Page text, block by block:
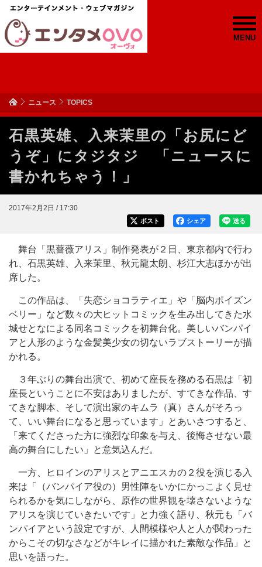
MENU
ニュース TOPICS
石黒英雄、入来茉里の「お尻にど
うぞ」にタジタジ 「ニュースに
書かれちゃう！」
2017年2月2日 / 17:30
送る
シェア
ポスト
舞台「黒薔薇アリス」制作発表が２日、東京都内で行わ
れ、石黒英雄、入来茉里、秋元龍太朗、杉江大志ほかが出
席した。
この作品は、「失恋ショコラティエ」や「脳内ポイズン
ベリー」など数々の大ヒットコミックを生み出してきた水
城せとなによる同名コミックを初舞台化。美しいバンパイ
アと人形のような金髪美少女の切ないラブストーリーが描
かれる。
３年ぶりの舞台出演で、初めて座長を務める石黒は「初
座長ということに不安はありましたが、すてきな作品、す
てきな脚本、そして演出家のキムラ（真）さんがそろっ
て、いい舞台になると思っています」とあいさつすると、
「来てくださった方に強烈な印象を与え、後悔させない最
高の舞台にしたい」と意気込んだ。
一方、ヒロインのアリスとアニエスカの２役を演じる入
来は「（バンパイア役の）男性陣をいかにかっこよく見せ
られるかを気にしながら、原作の世界観を壊さないような
アリスを演じていきたいです」と力強く語り、秋元も「バ
ンパイアという設定ですが、人間模様や人と人が関わった
からこその切なさなどがキレイに描かれた素敵な作品」と
思いを語った。